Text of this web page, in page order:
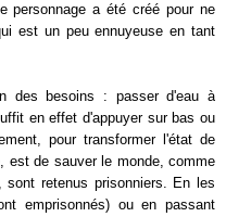
personnage a été créé pour ne
est un peu ennuyeuse en tant
des besoins : passer d'eau à
en effet d'appuyer sur bas ou
pour transformer l'état de
est de sauver le monde, comme
retenus prisonniers. En les
emprisonnés) ou en passant